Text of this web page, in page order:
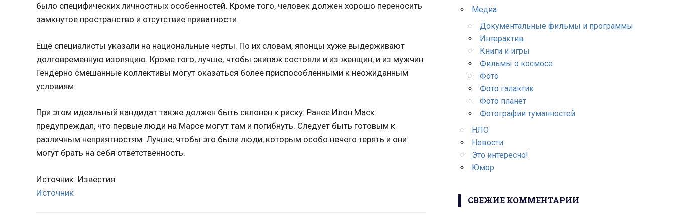
было специфических личностных особенностей. Кроме того, человек должен хорошо переносить
замкнутое пространство и отсутствие приватности.
Ещё специалисты указали на национальные черты. По их словам, японцы хуже выдерживают
долговременную изоляцию. Кроме того, лучше, чтобы экипаж состояли и из женщин, и из мужчин.
Гендерно смешанные коллективы могут оказаться более приспособленными к неожиданным
условиям.
При этом идеальный кандидат также должен быть склонен к риску. Ранее Илон Маск
предупреждал, что первые люди на Марсе могут там и погибнуть. Следует быть готовым к
различным неприятностям. Лучше, чтобы это были люди, которым особо нечего терять и они
могут брать на себя ответственность.
Источник: Известия
Источник
Медиа
Документальные фильмы и программы
Интерактив
Книги и игры
Фильмы о космосе
Фото
Фото галактик
Фото планет
Фотографии туманностей
НЛО
Новости
Это интересно!
Юмор
СВЕЖИЕ КОММЕНТАРИИ